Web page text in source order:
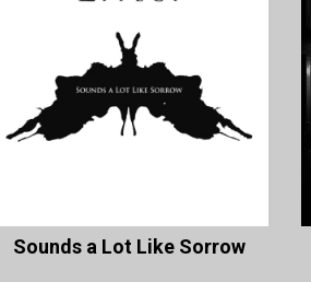
Sounds a Lot Like Sorrow